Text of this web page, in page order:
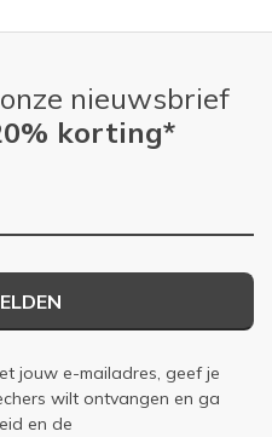
nieuwsbrief
korting*
jouw e-mailadres, geef je
wilt ontvangen en ga
en de